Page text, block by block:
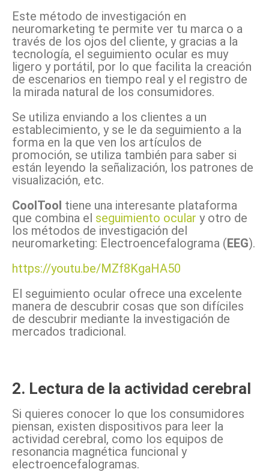
Este método de investigación en
neuromarketing te permite ver tu marca o a
través de los ojos del cliente, y gracias a la
tecnología, el seguimiento ocular es muy
ligero y portátil, por lo que facilita la creación
de escenarios en tiempo real y el registro de
la mirada natural de los consumidores.
Se utiliza enviando a los clientes a un
establecimiento, y se le da seguimiento a la
forma en la que ven los artículos de
promoción, se utiliza también para saber si
están leyendo la señalización, los patrones de
visualización, etc.
CoolTool tiene una interesante plataforma
que combina el seguimiento ocular y otro de
los métodos de investigación del
neuromarketing: Electroencefalograma (EEG).
https://youtu.be/MZf8KgaHA50
El seguimiento ocular ofrece una excelente
manera de descubrir cosas que son difíciles
de descubrir mediante la investigación de
mercados tradicional.
2. Lectura de la actividad cerebral
Si quieres conocer lo que los consumidores
piensan, existen dispositivos para leer la
actividad cerebral, como los equipos de
resonancia magnética funcional y
electroencefalogramas.